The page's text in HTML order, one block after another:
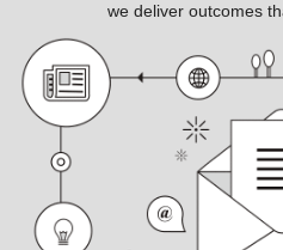
we deliver outcomes